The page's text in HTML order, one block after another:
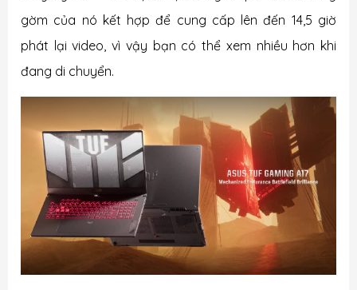
gờm của nó kết hợp để cung cấp lên đến 14,5 giờ
phát lại video, vì vậy bạn có thể xem nhiều hơn khi
đang di chuyển.